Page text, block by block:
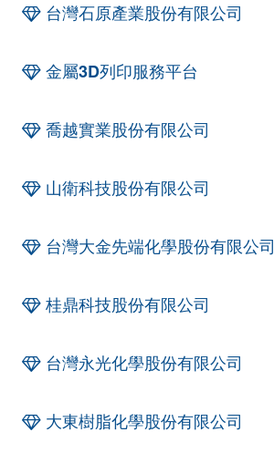
台灣石原產業股份有限公司
金屬3D列印服務平台
喬越實業股份有限公司
山衛科技股份有限公司
台灣大金先端化學股份有限公司
桂鼎科技股份有限公司
台灣永光化學股份有限公司
大東樹脂化學股份有限公司